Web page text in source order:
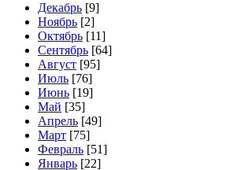
Декабрь [9]
Ноябрь [2]
Октябрь [11]
Сентябрь [64]
Август [95]
Июль [76]
Июнь [19]
Май [35]
Апрель [49]
Март [75]
Февраль [51]
Январь [22]